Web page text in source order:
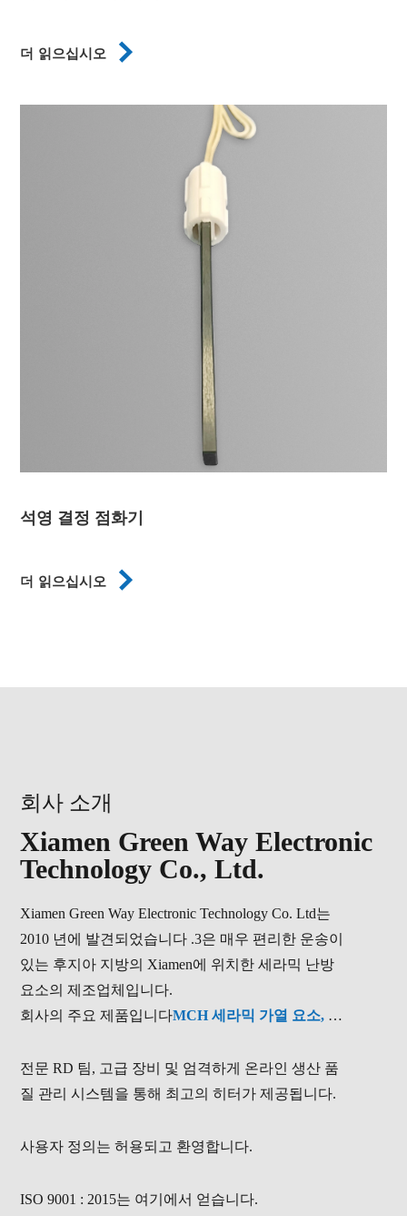
더 읽으십시오 
석영 결정 점화기
더 읽으십시오 
회사 소개
Xiamen Green Way Electronic
Technology Co., Ltd.
Xiamen Green Way Electronic Technology Co. Ltd는
2010 년에 발견되었습니다 .3은 매우 편리한 운송이
있는 후지아 지방의 Xiamen에 위치한 세라믹 난방
요소의 제조업체입니다.
회사의 주요 제품입니다MCH 세라믹 가열 요소, 세
히터 및 마이크로 배터리 작동 히터 . 또한 고객의 다
른 요구를 충족시키기 위해 맞춤형 서비스를 제공합
전문 RD 팀, 고급 장비 및 엄격하게 온라인 생산 품
질 관리 시스템을 통해 최고의 히터가 제공됩니다.
사용자 정의는 허용되고 환영합니다.
ISO 9001 : 2015는 여기에서 얻습니다.